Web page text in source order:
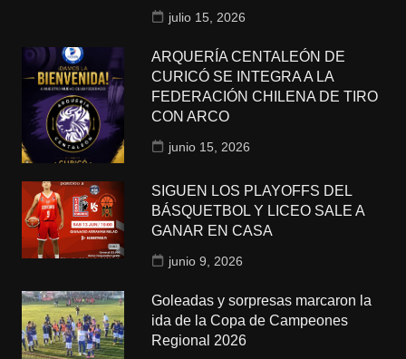
julio 15, 2026
ARQUERÍA CENTALEÓN DE
CURICÓ SE INTEGRA A LA
FEDERACIÓN CHILENA DE TIRO
CON ARCO
junio 15, 2026
SIGUEN LOS PLAYOFFS DEL
BÁSQUETBOL Y LICEO SALE A
GANAR EN CASA
junio 9, 2026
Goleadas y sorpresas marcaron la
ida de la Copa de Campeones
Regional 2026